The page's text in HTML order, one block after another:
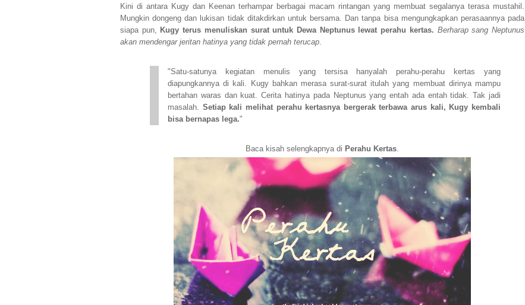
Kini di antara Kugy dan Keenan terhampar berbagai macam rintangan yang membuat segalanya terasa mustahil.
Mungkin dongeng dan lukisan tidak ditakdirkan untuk bersama. Dan tanpa bisa mengungkapkan perasaannya pada
siapa pun, Kugy terus menuliskan surat untuk Dewa Neptunus lewat perahu kertas. Berharap sang Neptunus
akan mendengar jeritan hatinya yang tidak pernah terucap.
"Satu-satunya kegiatan menulis yang tersisa hanyalah perahu-perahu kertas yang
diapungkannya di kali. Kugy bahkan merasa surat-surat itulah yang membuat dirinya mampu
bertahan waras dan kuat. Cerita hatinya pada Neptunus yang entah ada entah tidak. Tak jadi
masalah. Setiap kali melihat perahu kertasnya bergerak terbawa arus kali, Kugy kembali
bisa bernapas lega."
Baca kisah selengkapnya di Perahu Kertas.